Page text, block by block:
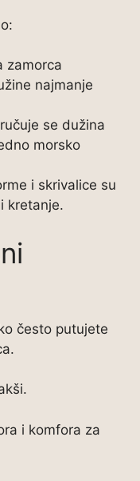
zamorca
najmanje
se dužina
morsko
i skrivalice su
kretanje.
često putujete
i komfora za